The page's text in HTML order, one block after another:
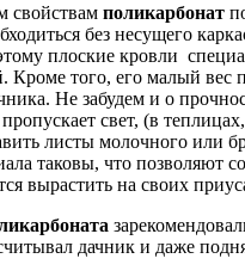
свойствам поликарбонат
без несущего
плоские кровли
Кроме того, его малый вес
Не забудем и о
свет, (в
листы молочного или
таковы, что позволяют
вырастить на своих
дачник и даже